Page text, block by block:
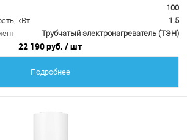
100
кВт
1.5
Трубчатый электронагреватель (ТЭН)
22 190 руб. / шт
Подробнее